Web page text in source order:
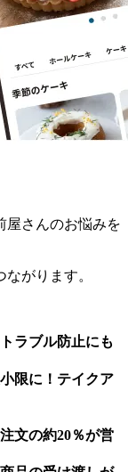
屋さんのお悩みを
がります。
ラブル防止にも
限に！テイクア
文の約20％が営